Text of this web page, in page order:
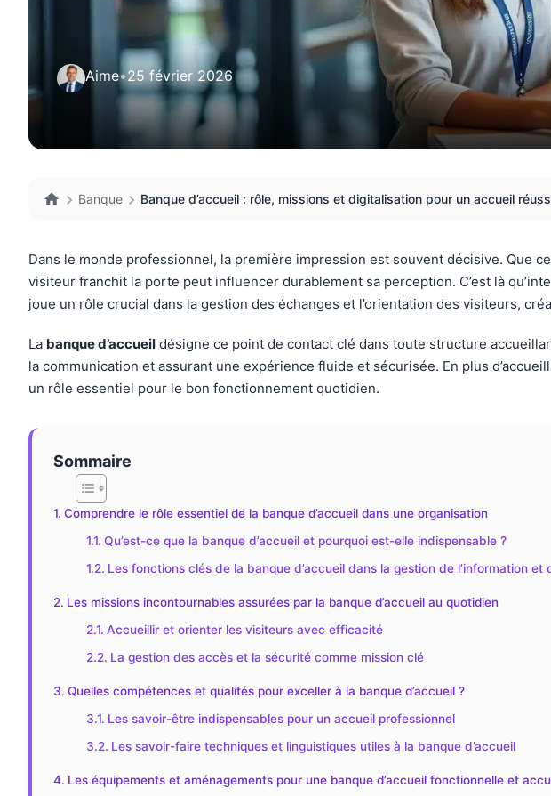
Aime•25 février 2026
Banque Banque d’accueil : rôle, missions et digitalisation pour un accueil
Dans le monde professionnel, la première impression est souvent décisive. Que
visiteur franchit la porte peut influencer durablement sa perception. C’est là
joue un rôle crucial dans la gestion des échanges et l’orientation des visiteurs,
La banque d’accueil désigne ce point de contact clé dans toute structure
la communication et assurant une expérience fluide et sécurisée. En plus
un rôle essentiel pour le bon fonctionnement quotidien.
Sommaire
Comprendre le rôle essentiel de la banque d’accueil dans une organisation
Qu’est-ce que la banque d’accueil et pourquoi est-elle indispensable ?
Les fonctions clés de la banque d’accueil dans la gestion de l’information et
Les missions incontournables assurées par la banque d’accueil au quotidien
Accueillir et orienter les visiteurs avec efficacité
La gestion des accès et la sécurité comme mission clé
Quelles compétences et qualités pour exceller à la banque d’accueil ?
Les savoir-être indispensables pour un accueil professionnel
Les savoir-faire techniques et linguistiques utiles à la banque d’accueil
Les équipements et aménagements pour une banque d’accueil fonctionnelle et